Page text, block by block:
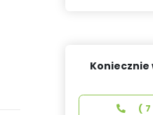
Koniecznie